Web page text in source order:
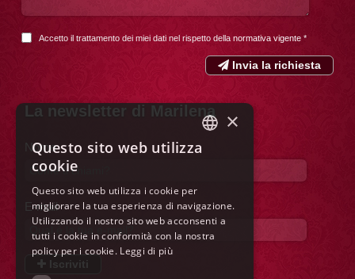
Accetto il trattamento dei miei dati nel rispetto della normativa vigente*
Invia la richiesta
La newsletter di Marilena
Nome
E-mail
Iscriviti
FRENCH
GERMAN
×
Questo sito web utilizza
cookie
Questo sito web utilizza i cookie per
migliorare la tua esperienza di navigazione.
Utilizzando il nostro sito web acconsenti a
tutti i cookie in conformità con la nostra
policy per i cookie. Leggi di più